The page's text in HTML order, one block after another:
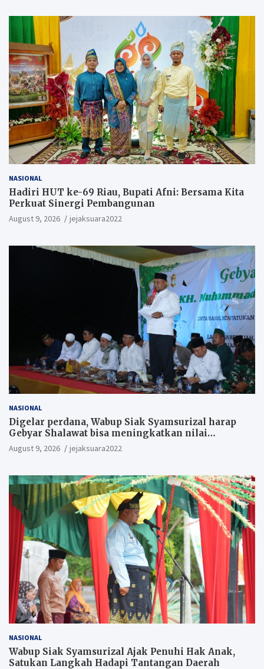
NASIONAL
Hadiri HUT ke-69 Riau, Bupati Afni: Bersama Kita
Perkuat Sinergi Pembangunan
August 9, 2026 jejaksuara2022
NASIONAL
Digelar perdana, Wabup Siak Syamsurizal harap
Gebyar Shalawat bisa meningkatkan nilai
keagamaan ditengah-tengah masyarakat.
August 9, 2026 jejaksuara2022
NASIONAL
Wabup Siak Syamsurizal Ajak Penuhi Hak Anak,
Satukan Langkah Hadapi Tantangan Daerah